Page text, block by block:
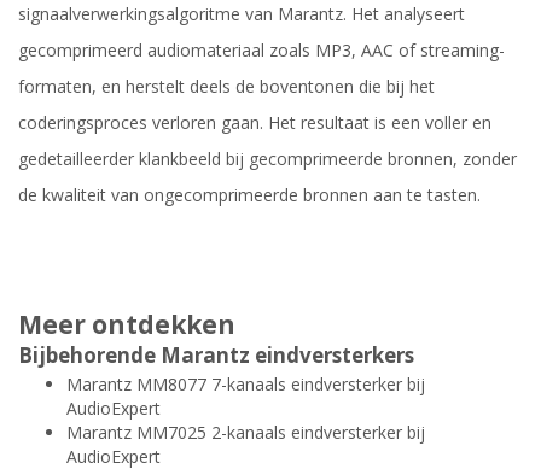
signaalverwerkingsalgoritme van Marantz. Het analyseert
gecomprimeerd audiomateriaal zoals MP3, AAC of streaming-
formaten, en herstelt deels de boventonen die bij het
coderingsproces verloren gaan. Het resultaat is een voller en
gedetailleerder klankbeeld bij gecomprimeerde bronnen, zonder
de kwaliteit van ongecomprimeerde bronnen aan te tasten.
Meer ontdekken
Bijbehorende Marantz eindversterkers
Marantz MM8077 7-kanaals eindversterker bij
AudioExpert
Marantz MM7025 2-kanaals eindversterker bij
AudioExpert